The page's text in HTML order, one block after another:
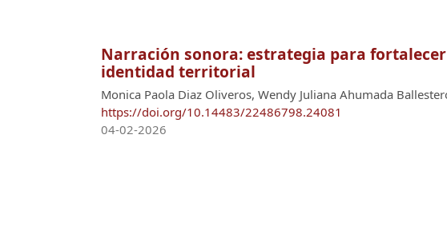
Narración sonora: estrategia para
identidad territorial
Monica Paola Diaz Oliveros, Wendy Juliana Ahumada
https://doi.org/10.14483/22486798.24081
04-02-2026